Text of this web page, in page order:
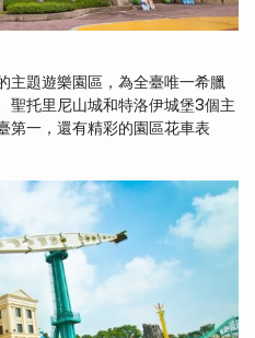
主題遊樂園區，為全臺唯一希臘
聖托里尼山城和特洛伊城堡3個主
第一，還有精彩的園區花車表